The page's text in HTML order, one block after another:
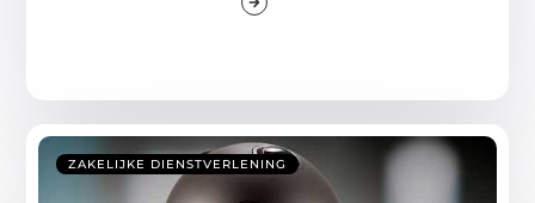
ZAKELIJKE DIENSTVERLENING